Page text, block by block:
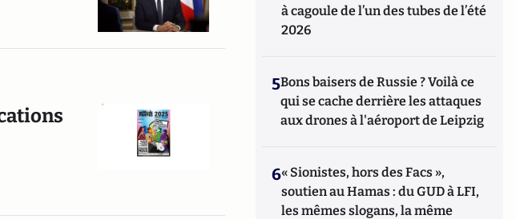
à cagoule de l’un des tubes de l’été
2026
5Bons baisers de Russie ? Voilà ce
qui se cache derrière les attaques
aux drones à l'aéroport de Leipzig
6« Sionistes, hors des Facs »,
soutien au Hamas : du GUD à LFI,
les mêmes slogans, la même